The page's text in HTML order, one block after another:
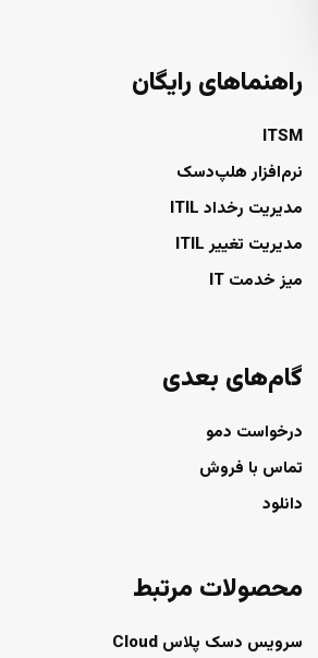
راهنماهای رایگان
ITSM
نرم‌افزار هلپ‌دسک
مدیریت رخداد ITIL
مدیریت تغییر ITIL
میز خدمت IT
گام‌های بعدی
درخواست دمو
تماس با فروش
دانلود
محصولات مرتبط
سرویس دسک پلاس Cloud